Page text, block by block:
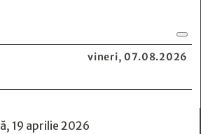
vineri, 07.08.2026
19 aprilie 2026